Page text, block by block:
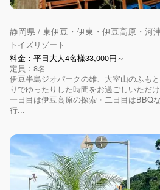
静岡県 / 東伊豆・伊東・伊豆高原・河
トイズリゾート
料金：平日大人4名様33,000円～
定員：8名
伊豆半島ジオパークの雄、大室山のふも
りでゆったりした時間をお過ごしいただ
一日目は伊豆高原の探索・二日目はBBQ
行...